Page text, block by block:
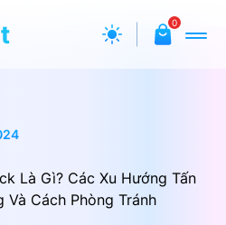
0
Là Gì? Các Xu Hướng Tấn
Và Cách Phòng Tránh